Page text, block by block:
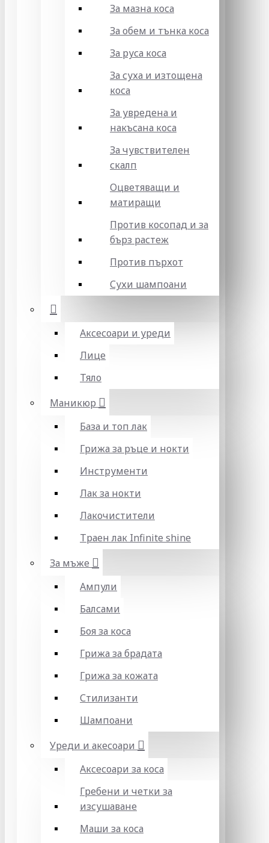
За мазна коса
За обем и тънка коса
За руса коса
За суха и изтощена
коса
За увредена и
накъсана коса
За чувствителен
скалп
Оцветяващи и
матиращи
Против косопад и за
бърз растеж
Против пърхот
Сухи шампоани
Аксесоари и уреди
Лице
Тяло
Маникюр
База и топ лак
Грижа за ръце и нокти
Инструменти
Лак за нокти
Лакочистители
Траен лак Infinite shine
За мъже
Ампули
Балсами
Боя за коса
Грижа за брадата
Грижа за кожата
Стилизанти
Шампоани
Уреди и акесоари
Аксесоари за коса
Гребени и четки за
изсушаване
Маши за коса